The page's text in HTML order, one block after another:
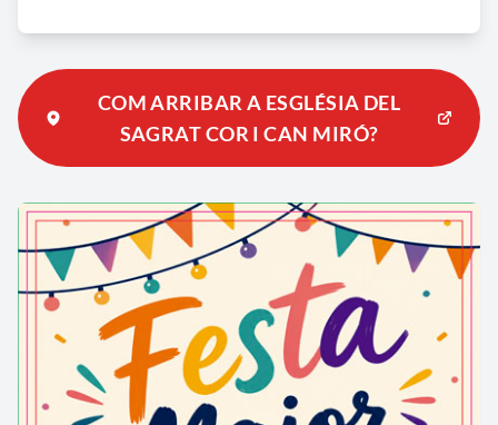
COM ARRIBAR A ESGLÉSIA DEL
SAGRAT COR I CAN MIRÓ?